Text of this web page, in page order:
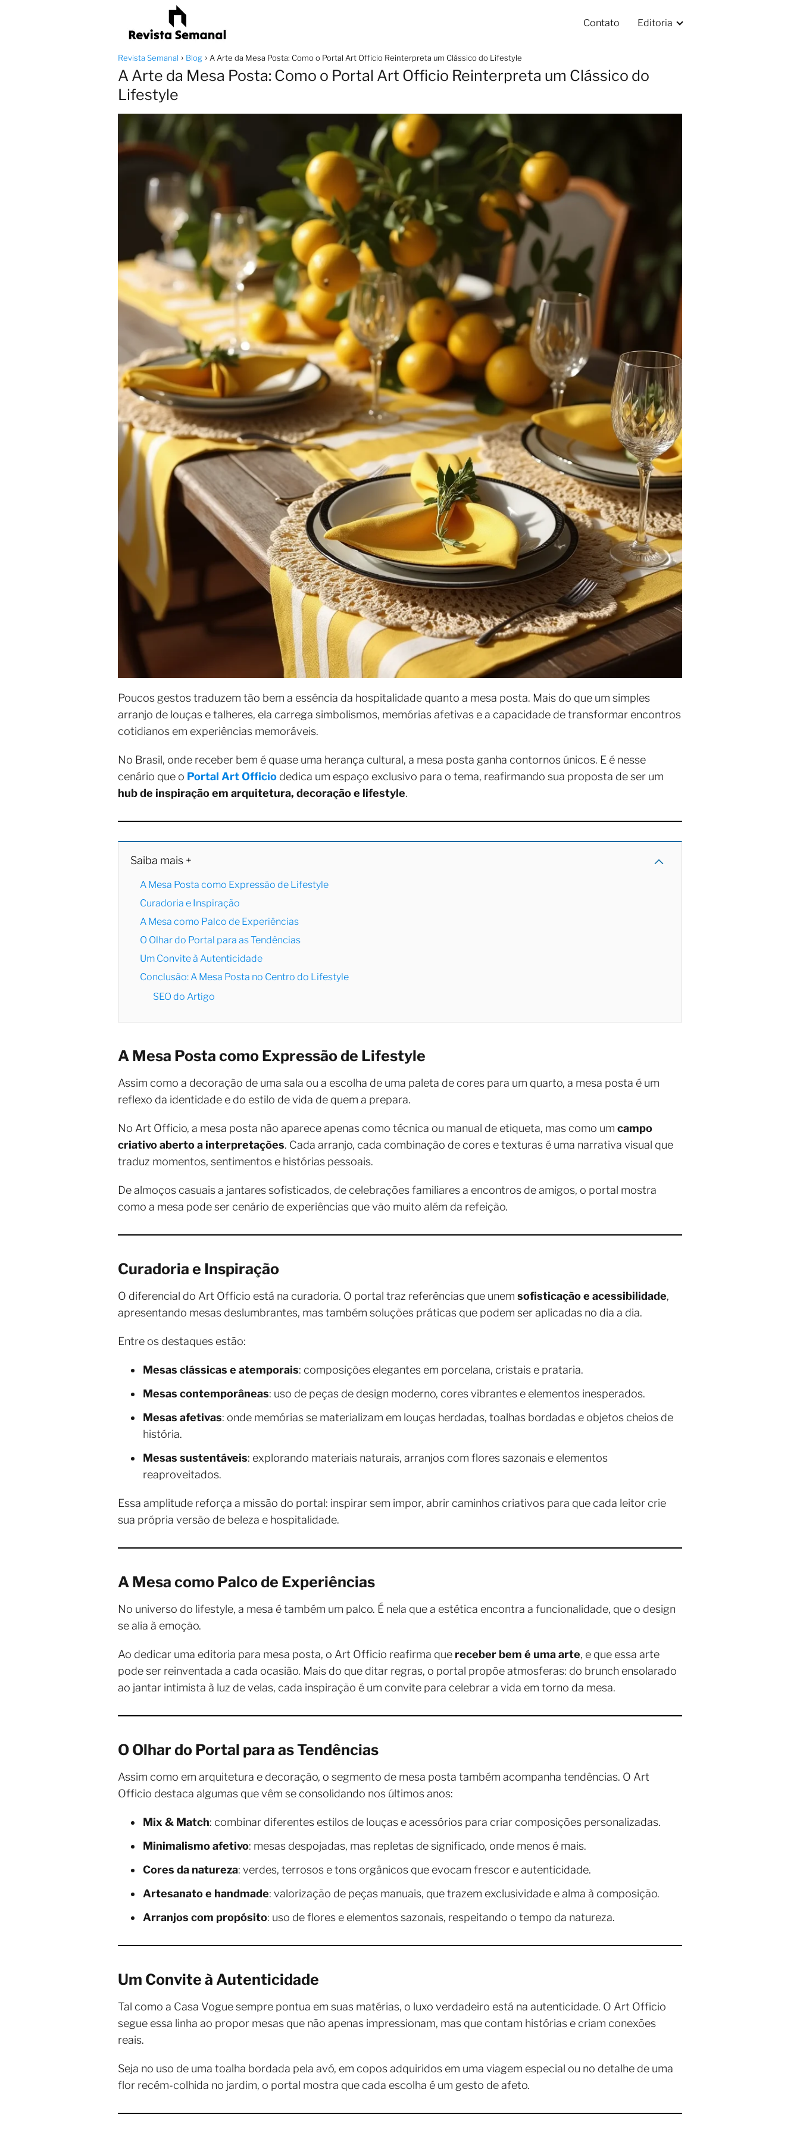
Contato Editoria
Revista Semanal Blog A Arte da Mesa Posta: Como o Portal Art Officio Reinterpreta um Clássico do Lifestyle
A Arte da Mesa Posta: Como o Portal Art Officio Reinterpreta um Clássico do
Lifestyle
Poucos gestos traduzem tão bem a essência da hospitalidade quanto a mesa posta. Mais do que um simples
arranjo de louças e talheres, ela carrega simbolismos, memórias afetivas e a capacidade de transformar encontros
cotidianos em experiências memoráveis.
No Brasil, onde receber bem é quase uma herança cultural, a mesa posta ganha contornos únicos. E é nesse
cenário que o Portal Art Officio dedica um espaço exclusivo para o tema, reafirmando sua proposta de ser um
hub de inspiração em arquitetura, decoração e lifestyle.
Saiba mais +
A Mesa Posta como Expressão de Lifestyle
Curadoria e Inspiração
A Mesa como Palco de Experiências
O Olhar do Portal para as Tendências
Um Convite à Autenticidade
Conclusão: A Mesa Posta no Centro do Lifestyle
SEO do Artigo
A Mesa Posta como Expressão de Lifestyle
Assim como a decoração de uma sala ou a escolha de uma paleta de cores para um quarto, a mesa posta é um
reflexo da identidade e do estilo de vida de quem a prepara.
No Art Officio, a mesa posta não aparece apenas como técnica ou manual de etiqueta, mas como um campo
criativo aberto a interpretações. Cada arranjo, cada combinação de cores e texturas é uma narrativa visual que
traduz momentos, sentimentos e histórias pessoais.
De almoços casuais a jantares sofisticados, de celebrações familiares a encontros de amigos, o portal mostra
como a mesa pode ser cenário de experiências que vão muito além da refeição.
Curadoria e Inspiração
O diferencial do Art Officio está na curadoria. O portal traz referências que unem sofisticação e acessibilidade,
apresentando mesas deslumbrantes, mas também soluções práticas que podem ser aplicadas no dia a dia.
Entre os destaques estão:
Mesas clássicas e atemporais: composições elegantes em porcelana, cristais e prataria.
Mesas contemporâneas: uso de peças de design moderno, cores vibrantes e elementos inesperados.
Mesas afetivas: onde memórias se materializam em louças herdadas, toalhas bordadas e objetos cheios de
história.
Mesas sustentáveis: explorando materiais naturais, arranjos com flores sazonais e elementos
reaproveitados.
Essa amplitude reforça a missão do portal: inspirar sem impor, abrir caminhos criativos para que cada leitor crie
sua própria versão de beleza e hospitalidade.
A Mesa como Palco de Experiências
No universo do lifestyle, a mesa é também um palco. É nela que a estética encontra a funcionalidade, que o design
se alia à emoção.
Ao dedicar uma editoria para mesa posta, o Art Officio reafirma que receber bem é uma arte, e que essa arte
pode ser reinventada a cada ocasião. Mais do que ditar regras, o portal propõe atmosferas: do brunch ensolarado
ao jantar intimista à luz de velas, cada inspiração é um convite para celebrar a vida em torno da mesa.
O Olhar do Portal para as Tendências
Assim como em arquitetura e decoração, o segmento de mesa posta também acompanha tendências. O Art
Officio destaca algumas que vêm se consolidando nos últimos anos:
Mix & Match: combinar diferentes estilos de louças e acessórios para criar composições personalizadas.
Minimalismo afetivo: mesas despojadas, mas repletas de significado, onde menos é mais.
Cores da natureza: verdes, terrosos e tons orgânicos que evocam frescor e autenticidade.
Artesanato e handmade: valorização de peças manuais, que trazem exclusividade e alma à composição.
Arranjos com propósito: uso de flores e elementos sazonais, respeitando o tempo da natureza.
Um Convite à Autenticidade
Tal como a Casa Vogue sempre pontua em suas matérias, o luxo verdadeiro está na autenticidade. O Art Officio
segue essa linha ao propor mesas que não apenas impressionam, mas que contam histórias e criam conexões
reais.
Seja no uso de uma toalha bordada pela avó, em copos adquiridos em uma viagem especial ou no detalhe de uma
flor recém-colhida no jardim, o portal mostra que cada escolha é um gesto de afeto.